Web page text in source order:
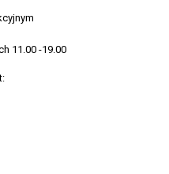
11.00 -19.00